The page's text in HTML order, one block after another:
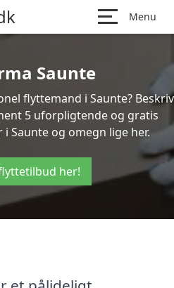
Menu
Saunte
flyttemand i Saunte? Beskriv
5 uforpligtende og gratis
Saunte og omegn lige her.
her!